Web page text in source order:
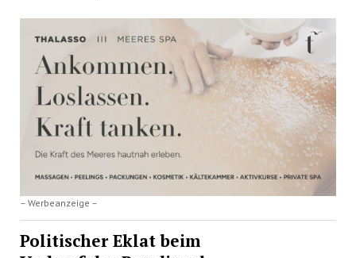
– Werbeanzeige –
Politischer Eklat beim